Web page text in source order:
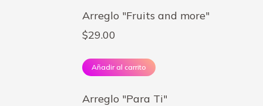
Arreglo "Fruits and more"
$29.00
Añadir al carrito
Arreglo "Para Ti"